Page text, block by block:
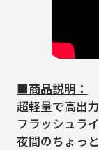
■商品説明：
超軽量で高出
フラッシュラ
夜間のちょっ